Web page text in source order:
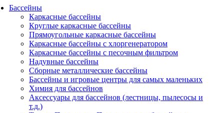
Бассейны
Каркасные бассейны
Круглые каркасные бассейны
Прямоугольные каркасные бассейны
Каркасные бассейны с хлоргенератором
Каркасные бассейны с песочным фильтром
Надувные бассейны
Сборные металлические бассейны
Бассейны и игровые центры для самых маленьких
Химия для бассейнов
Аксессуары для бассейнов (лестницы, пылесосы и
т.д.)